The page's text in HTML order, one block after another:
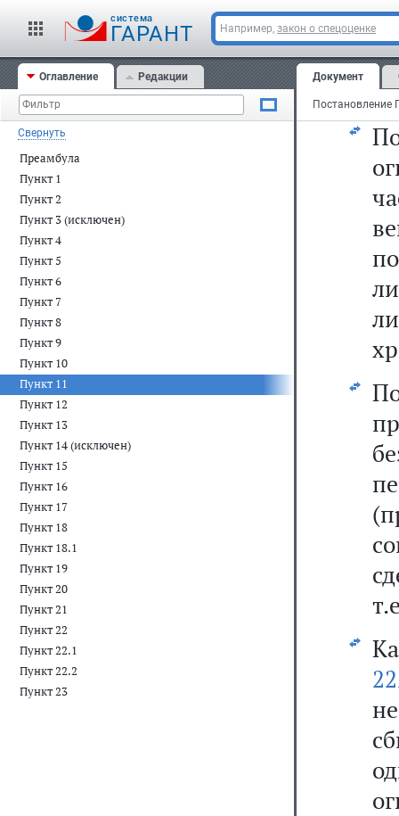
cистема
ГАРАНТ Например, закон о спецоценке
Оглавление Редакции
Свернуть
Преамбула
Пункт 1
Пункт 2
Пункт 3 (исключен)
Пункт 4
Пункт 5
Пункт 6
Пункт 7
Пункт 8
Пункт 9
Пункт 10
Пункт 11
Пункт 12
Пункт 13
Пункт 14 (исключен)
Пункт 15
Пункт 16
Пункт 17
Пункт 18
Пункт 18.1
Пункт 19
Пункт 20
Пункт 21
Пункт 22
Пункт 22.1
Пункт 22.2
Пункт 23
Документ